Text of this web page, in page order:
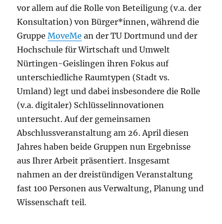
vor allem auf die Rolle von Beteiligung (v.a. der
Konsultation) von Bürger*innen, während die
GruppeMoveMe an der TU Dortmund und der
Hochschule für Wirtschaft und Umwelt
Nürtingen-Geislingen ihren Fokus auf
unterschiedliche Raumtypen (Stadt vs.
Umland) legt und dabei insbesondere die Rolle
(v.a. digitaler) Schlüsselinnovationen
untersucht. Auf der gemeinsamen
Abschlussveranstaltung am 26. April diesen
Jahres haben beide Gruppen nun Ergebnisse
aus Ihrer Arbeit präsentiert. Insgesamt
nahmen an der dreistündigen Veranstaltung
fast 100 Personen aus Verwaltung, Planung und
Wissenschaft teil.